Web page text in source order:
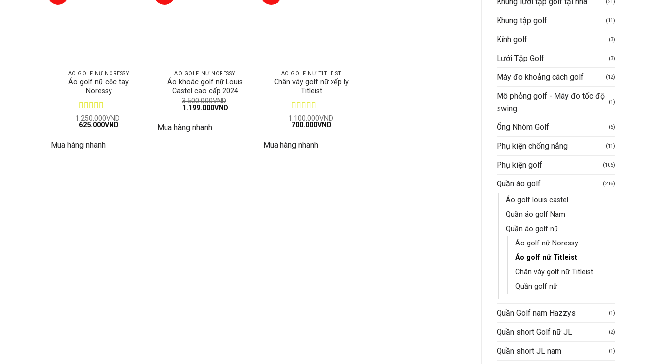
(21)
Khung tập golf (11)
Kính golf (3)
Lưới Tập Golf (3)
Máy đo khoảng cách golf (12)
Mô phỏng golf - Máy đo tốc độ
swing
(1)
Ống Nhòm Golf (6)
Phụ kiện chống nắng (11)
Phụ kiện golf (106)
Quần áo golf (216)
Áo golf louis castel
Quần áo golf Nam
Quần áo golf nữ
Áo golf nữ Noressy
Áo golf nữ Titleist
Chân váy golf nữ Titleist
Quần golf nữ
Quần Golf nam Hazzys (1)
Quần short Golf nữ JL (2)
Quần short JL nam (1)
ÁO GOLF NỮ NORESSY
Áo golf nữ cộc tay
Noressy
Được xếp
hạng55 sao
1.250.000VND
Giá
1.250.000VND.
625.000VNDGiá
Mua hàng nhanh
ÁO GOLF NỮ NORESSY
Áo khoác golf nữ Louis
Castel cao cấp 2024
3.500.000VND
Giá
3.500.000VND.
1.199.000VNDGiá
Mua hàng nhanh
ÁO GOLF NỮ TITLEIST
Chân váy golf nữ xếp ly
Titleist
Được xếp
hạng55 sao
1.100.000VND
Giá
1.100.000VND.
700.000VND
Mua hàng nhanh